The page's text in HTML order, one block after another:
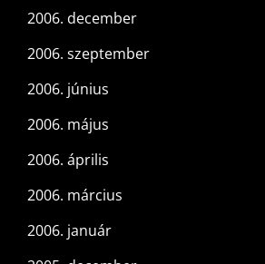
2006. december
2006. szeptember
2006. június
2006. május
2006. április
2006. március
2006. január